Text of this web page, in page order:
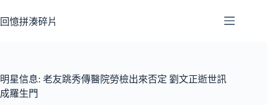
至
容
回憶拼湊碎片
明星信息: 老友跳秀傳醫院勞檢出來否定 劉文正逝世訊
成羅生門